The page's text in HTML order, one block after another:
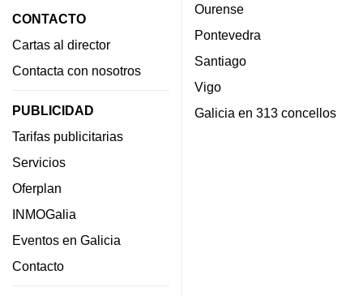
CONTACTO
Cartas al director
Contacta con nosotros
PUBLICIDAD
Tarifas publicitarias
Servicios
Oferplan
INMOGalia
Eventos en Galicia
Contacto
Ourense
Pontevedra
Santiago
Vigo
Galicia en 313 concellos